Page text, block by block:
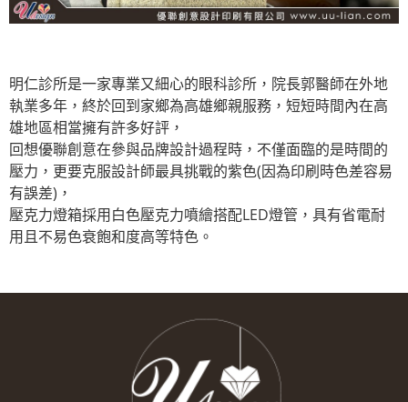
明仁診所是一家專業又細心的眼科診所，院長郭醫師在外地
執業多年，終於回到家鄉為高雄鄉親服務，短短時間內在高
雄地區相當擁有許多好評，
回想優聯創意在參與品牌設計過程時，不僅面臨的是時間的
壓力，更要克服設計師最具挑戰的紫色(因為印刷時色差容易
有誤差)，
壓克力燈箱採用白色壓克力噴繪搭配LED燈管，具有省電耐
用且不易色衰飽和度高等特色。